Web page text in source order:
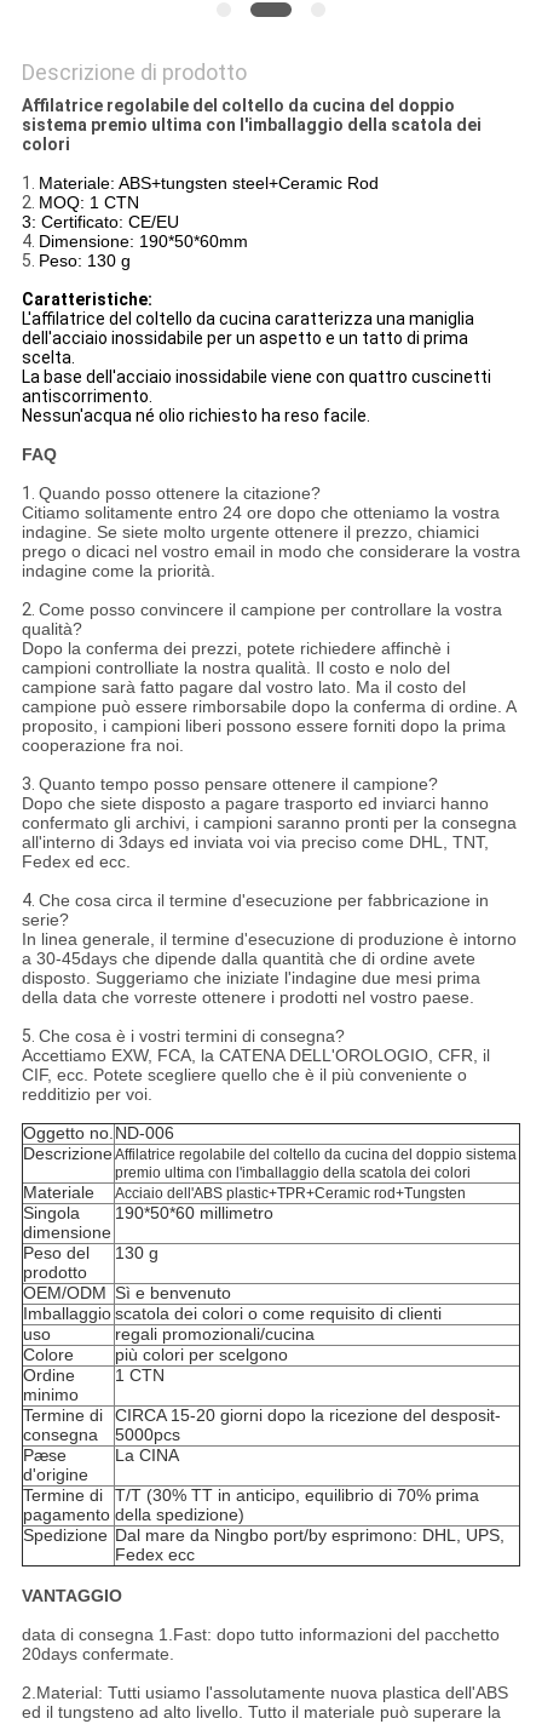
Descrizione di prodotto
Affilatrice regolabile del coltello da cucina del doppio
sistema premio ultima con l'imballaggio della scatola dei
colori
1. Materiale: ABS+tungsten steel+Ceramic Rod
2. MOQ: 1 CTN
3: Certificato: CE/EU
4. Dimensione: 190*50*60mm
5. Peso: 130 g
Caratteristiche:
L'affilatrice del coltello da cucina caratterizza una maniglia
dell'acciaio inossidabile per un aspetto e un tatto di prima
scelta.
La base dell'acciaio inossidabile viene con quattro cuscinetti
antiscorrimento.
Nessun'acqua né olio richiesto ha reso facile.
FAQ
1. Quando posso ottenere la citazione?
Citiamo solitamente entro 24 ore dopo che otteniamo la vostra
indagine. Se siete molto urgente ottenere il prezzo, chiamici
prego o dicaci nel vostro email in modo che considerare la vostra
indagine come la priorità.
2. Come posso convincere il campione per controllare la vostra
qualità?
Dopo la conferma dei prezzi, potete richiedere affinchè i
campioni controlliate la nostra qualità. Il costo e nolo del
campione sarà fatto pagare dal vostro lato. Ma il costo del
campione può essere rimborsabile dopo la conferma di ordine. A
proposito, i campioni liberi possono essere forniti dopo la prima
cooperazione fra noi.
3. Quanto tempo posso pensare ottenere il campione?
Dopo che siete disposto a pagare trasporto ed inviarci hanno
confermato gli archivi, i campioni saranno pronti per la consegna
all'interno di 3days ed inviata voi via preciso come DHL, TNT,
Fedex ed ecc.
4. Che cosa circa il termine d'esecuzione per fabbricazione in
serie?
In linea generale, il termine d'esecuzione di produzione è intorno
a 30-45days che dipende dalla quantità che di ordine avete
disposto. Suggeriamo che iniziate l'indagine due mesi prima
della data che vorreste ottenere i prodotti nel vostro paese.
5. Che cosa è i vostri termini di consegna?
Accettiamo EXW, FCA, la CATENA DELL'OROLOGIO, CFR, il
CIF, ecc. Potete scegliere quello che è il più conveniente o
redditizio per voi.
Oggetto no.ND-006
DescrizioneAffilatrice regolabile del coltello da cucina del doppio sistema
premio ultima con l'imballaggio della scatola dei colori
Materiale Acciaio dell'ABS plastic+TPR+Ceramic rod+Tungsten
Singola
dimensione
190*50*60 millimetro
Peso del
prodotto
130 g
OEM/ODM Sì e benvenuto
Imballaggioscatola dei colori o come requisito di clienti
uso
regali promozionali/cucina
Colore
più colori per scelgono
Ordine
minimo
1 CTN
Termine di
consegna
CIRCA 15-20 giorni dopo la ricezione del desposit-
5000pcs
Pæse
d'origine
La CINA
Termine di
pagamento
T/T (30% TT in anticipo, equilibrio di 70% prima
della spedizione)
Spedizione Dal mare da Ningbo port/by esprimono: DHL, UPS,
Fedex ecc
VANTAGGIO
data di consegna 1.Fast: dopo tutto informazioni del pacchetto
20days confermate.
2.Material: Tutti usiamo l'assolutamente nuova plastica dell'ABS
ed il tungsteno ad alto livello. Tutto il materiale può superare la